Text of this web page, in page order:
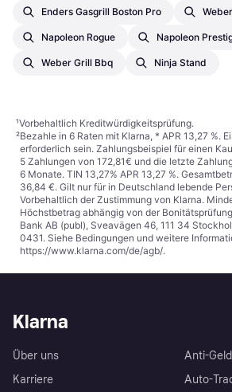
Enders Gasgrill Boston Pro
Napoleon Rogue Napoleon
Weber Grill Bbq Ninja Stand
¹Vorbehaltlich Kreditwürdigkeitsprüfung.
²Bezahle in 6 Raten mit Klarna, * APR 13,27 %.
erforderlich sein. Zahlungsbeispiel für einen
5 Zahlungen von 172,81€ und die letzte
6 Monate. TIN 13,27% APR 13,27 %.
36,84 €. Gilt nur für in Deutschland lebende
Vorbehaltlich der Zustimmung von Klarna.
Höchstbetrag abhängig von der
Bank AB (publ), Sveavägen 46, 111 34
0431. Siehe Bedingungen und weitere
https://www.klarna.com/de/agb/.
Klarna
Über uns
Karriere
Anti-
Auto-